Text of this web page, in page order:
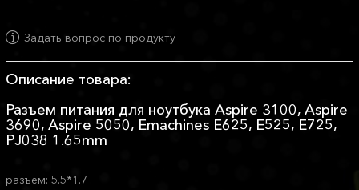
Задать вопрос по продукту
Описание товара:
Разъем питания для ноутбука Aspire 3100, Aspire
3690, Aspire 5050, Emachines E625, E525, E725,
PJ038 1.65mm
разъем: 5.5*1.7